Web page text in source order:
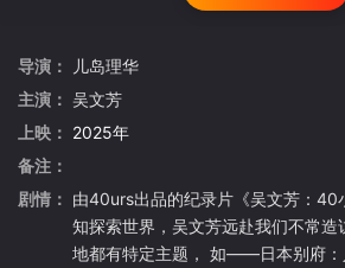
导演：
儿岛理华
主演： 吴文芳
上映： 2025年
备注：
剧情： 由40urs出品的纪录片《吴文芳：40
知探索世界，吴文芳远赴我们不常造
地都有特定主题， 如——日本别府：